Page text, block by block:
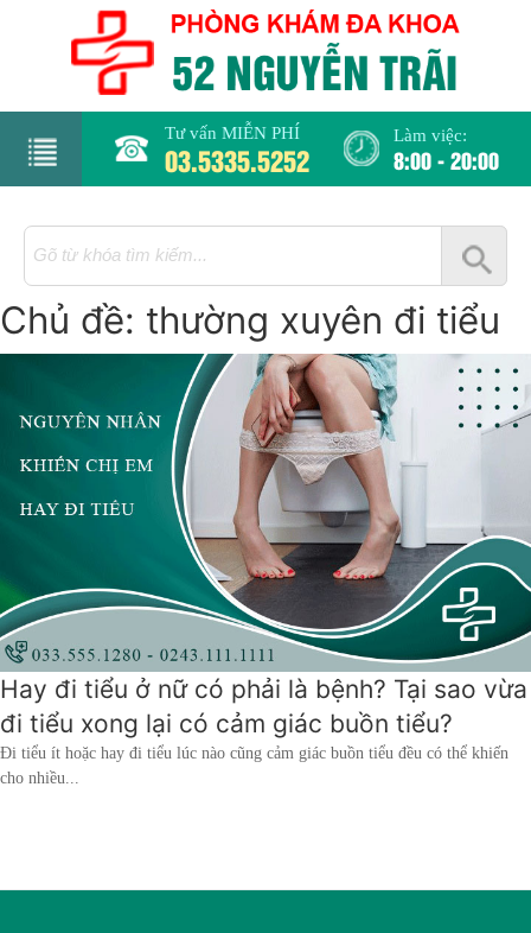
Tư vấn MIỄN PHÍ
03.5335.5252
Làm việc:
8:00 - 20:00
Chủ đề: thường xuyên đi tiểu
Hay đi tiểu ở nữ có phải là bệnh? Tại sao vừa
đi tiểu xong lại có cảm giác buồn tiểu?
Đi tiểu ít hoặc hay đi tiểu lúc nào cũng cảm giác buồn tiểu đều có thể khiến
cho nhiều...